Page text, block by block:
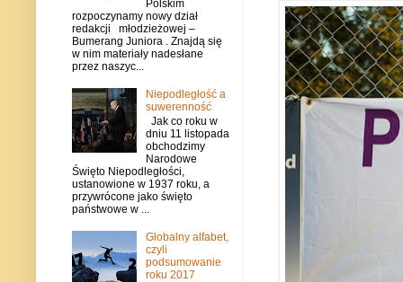
Polskim
rozpoczynamy nowy dział
redakcji młodzieżowej –
Bumerang Juniora . Znajdą się
w nim materiały nadesłane
przez naszyc...
Niepodległość a
suwerenność
Jak co roku w
dniu 11 listopada
obchodzimy
Narodowe
Święto Niepodległości,
ustanowione w 1937 roku, a
przywrócone jako święto
państwowe w ...
Globalny alfabet,
czyli
podsumowanie
roku 2017